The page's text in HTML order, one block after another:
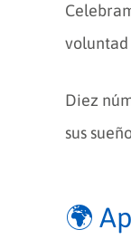
voluntad
Diez
sus
🌍